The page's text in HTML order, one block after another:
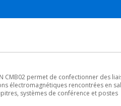
CMB02 permet de confectionner des
électromagnétiques rencontrées en
systèmes de conférence et postes